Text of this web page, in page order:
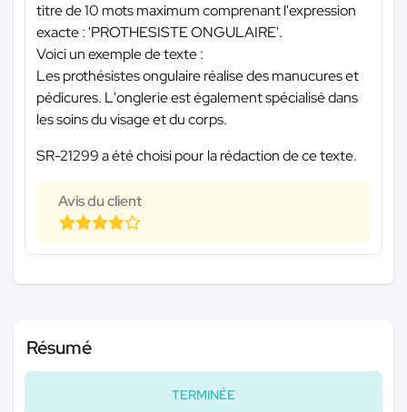
titre de 10 mots maximum comprenant l'expression
exacte : 'PROTHESISTE ONGULAIRE'.
Voici un exemple de texte :
Les prothésistes ongulaire réalise des manucures et
pédicures. L'onglerie est également spécialisé dans
les soins du visage et du corps.
SR-21299 a été choisi pour la rédaction de ce texte.
Avis du client
Résumé
TERMINÉE